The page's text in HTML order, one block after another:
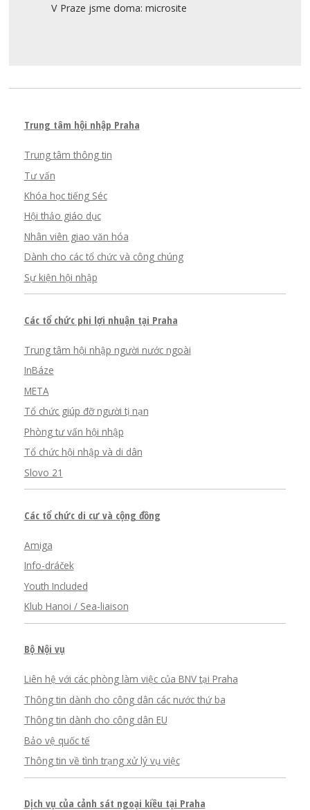
V Praze jsme doma: microsite
Trung tâm hội nhập Praha
Trung tâm thông tin
Tư vấn
Khóa học tiếng Séc
Hội thảo giáo dục
Nhân viên giao văn hóa
Dành cho các tổ chức và công chúng
Sự kiện hội nhập
Các tổ chức phi lợi nhuận tại Praha
Trung tâm hội nhập người nước ngoài
InBáze
META
Tổ chức giúp đỡ người tị nạn
Phòng tư vấn hội nhập
Tổ chức hội nhập và di dân
Slovo 21
Các tổ chức di cư và cộng đồng
Amiga
Info-dráček
Youth Included
Klub Hanoi / Sea-liaison
Bộ Nội vụ
Liên hệ với các phòng làm việc của BNV tại Praha
Thông tin dành cho công dân các nước thứ ba
Thông tin dành cho công dân EU
Bảo vệ quốc tế
Thông tin về tình trạng xử lý vụ việc
Dịch vụ của cảnh sát ngoại kiều tại Praha